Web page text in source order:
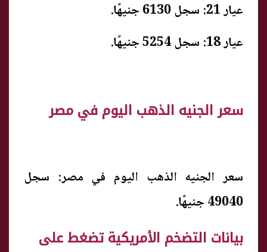
عيار 21: سجل 6130 جنيهًا.
عيار 18: سجل 5254 جنيهًا.
سعر الجنيه الذهب اليوم في مصر
سعر الجنيه الذهب اليوم في مصر: سجل
49040 جنيهًا.
بيانات التضخم الأمريكية تضغط على